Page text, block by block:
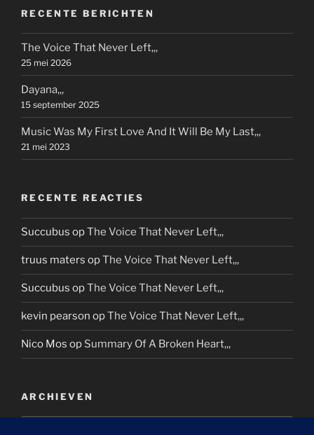
RECENTE BERICHTEN
The Voice That Never Left,,,
25 mei 2026
Dayana,,,
15 september 2025
Music Was My First Love And It Will Be My Last,,,
21 mei 2023
RECENTE REACTIES
Succubus opThe Voice That Never Left,,,
truus maters opThe Voice That Never Left,,,
Succubus opThe Voice That Never Left,,,
kevin pearson opThe Voice That Never Left,,,
Nico Mos op Summary Of A Broken Heart,,,
ARCHIEVEN